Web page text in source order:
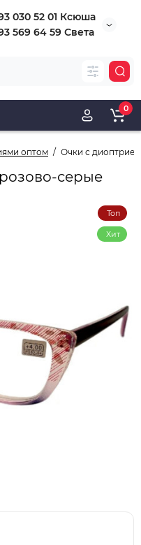
030 52 01 Ксюша
569 64 59 Света
0
оптом Очки с
серые
Топ
Хит